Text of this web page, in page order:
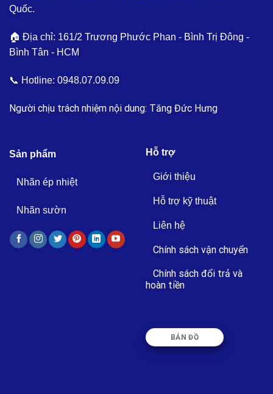
Quốc.
🏠 Địa chỉ: 161/2 Trương Phước Phan - Bình Trị Đông -
Bình Tân - HCM
📞 Hotline: 0948.07.09.09
Người chịu trách nhiệm nội dung: Tăng Đức Hưng
Sản phẩm
Nhãn ép nhiệt
Nhãn sườn
Hỗ trợ
Giới thiệu
Hỗ trợ kỹ thuật
Liên hệ
Chính sách vận chuyển
Chính sách đổi trả và
hoàn tiền
BẢN ĐỒ